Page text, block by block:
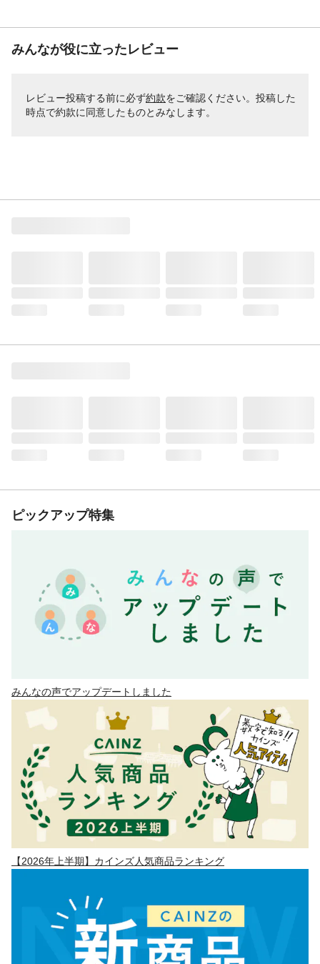
みんなが役に立ったレビュー
レビュー投稿する前に必ず約款をご確認ください。投稿した
時点で約款に同意したものとみなします。
ピックアップ特集
みんなの声でアップデートしました
【2026年上半期】カインズ人気商品ランキング